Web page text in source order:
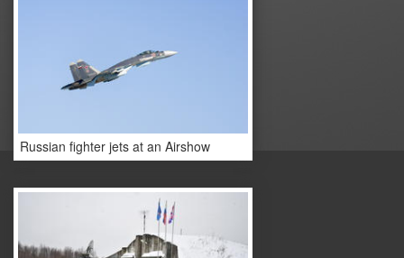
Russian fighter jets at an Airshow